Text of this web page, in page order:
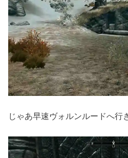
じゃあ早速ヴォルンルードへ行